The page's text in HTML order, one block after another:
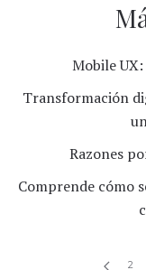
Mobile
Transformación
Razones
Comprende cómo
2